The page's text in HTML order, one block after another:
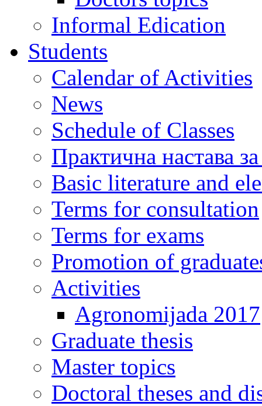
Informal Edication
Students
Calendar of Activities
News
Schedule of Classes
Практична настава
Basic literature and
Terms for consultation
Terms for exams
Promotion of
Activities
Agronomijada 2017
Graduate thesis
Master topics
Doctoral theses and